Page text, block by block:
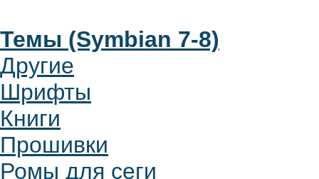
Темы (Symbian 7-8)
Другие
Шрифты
Книги
Прошивки
Ромы для сеги